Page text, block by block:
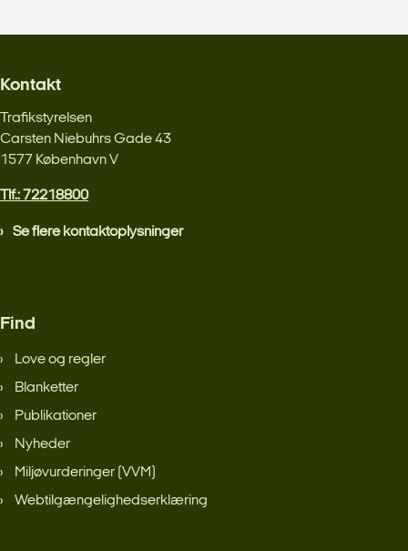
Kontakt
Trafikstyrelsen
Carsten Niebuhrs Gade 43
1577 København V
Tlf.: 72218800
Se flere kontaktoplysninger
Find
Love og regler
Blanketter
Publikationer
Nyheder
Miljøvurderinger (VVM)
Webtilgængelighedserklæring